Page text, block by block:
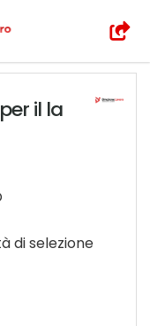
il la
di selezione